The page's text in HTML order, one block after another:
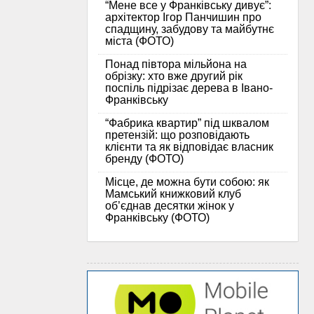
“Мене все у Франківську дивує”:
архітектор Ігор Панчишин про
спадщину, забудову та майбутнє
міста (ФОТО)
Понад півтора мільйона на
обрізку: хто вже другий рік
поспіль підрізає дерева в Івано-
Франківську
“Фабрика квартир” під шквалом
претензій: що розповідають
клієнти та як відповідає власник
бренду (ФОТО)
Місце, де можна бути собою: як
Мамський книжковий клуб
об’єднав десятки жінок у
Франківську (ФОТО)